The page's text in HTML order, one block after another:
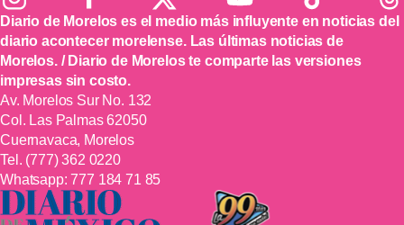
Diario de Morelos es el medio más influyente en noticias del
diario acontecer morelense. Las últimas noticias de
Morelos. / Diario de Morelos te comparte las versiones
impresas sin costo.
Av. Morelos Sur No. 132
Col. Las Palmas 62050
Cuernavaca, Morelos
Tel. (777) 362 0220
Whatsapp:777 184 71 85